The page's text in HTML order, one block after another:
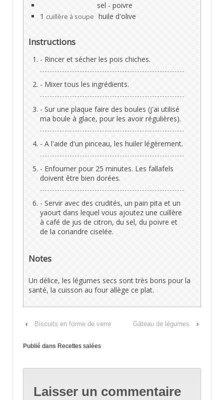
sel - poivre
1 cuillère à soupe huile d'olive
Instructions
- Rincer et sécher les pois chiches.
- Mixer tous les ingrédients.
- Sur une plaque faire des boules (j'ai utilisé
ma boule à glace, pour les avoir régulières).
- A l'aide d'un pinceau, les huiler légèrement.
- Enfourner pour 25 minutes. Les fallafels
doivent être bien dorées.
- Servir avec des crudités, un pain pita et un
yaourt dans lequel vous ajoutez une cuillère
à café de jus de citron, du sel, du poivre et
de la coriandre ciselée.
Notes
Un délice, les légumes secs sont très bons pour la
santé, la cuisson au four allège ce plat.
‹ Biscuits en forme de verre Gâteau de légumes ›
Publié dans Recettes salées
Laisser un commentaire